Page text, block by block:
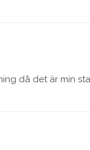
då det är min